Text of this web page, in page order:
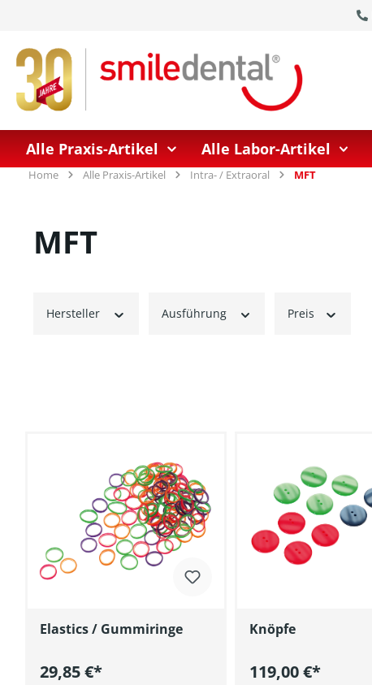
Alle Praxis-Artikel Alle Labor-Artikel
Home Alle Praxis-Artikel Intra- / Extraoral MFT
MFT
Hersteller Ausführung Preis
Elastics / Gummiringe
29,85 €*
Knöpfe
119,00 €*